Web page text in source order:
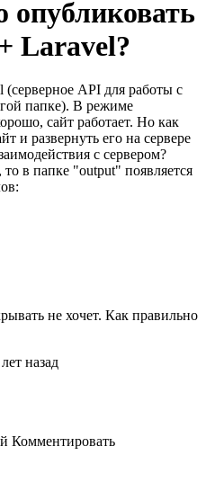
опубликовать
Laravel?
API для работы с
папке). В режиме
сайт работает. Но как
и развернуть его на сервере
с сервером?
в папке "output" появляется
не хочет. Как правильно
назад
Комментировать